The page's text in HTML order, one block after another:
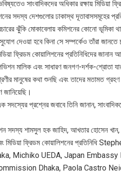
সাংবাদিকদের অধিকার রক্ষায়
সদস্য দেশগুলোর ঢাকাস্থ দূতাবাসসমূহের
ঝুঁকি মোকাবেলায় কমিশনের কোনো ভূমিকা
দেওয়া হবে কিনা সে সম্পর্কেও তাঁরা জানতে
ফ্রিডম কোয়ালিশনের প্রতিনিধিদের
মালিক এবং সাধারণ জনগণ-দর্শক-শ্রোতা
মানুষের কথা শুনছি এবং তাদের মতামত
প্রশ্নের জবাবে তিনি জানান,
সদস্য শামসুল হক জাহিদ, আখতার হোসেন
মিডিয়া ফ্রিডম কোয়ালিশনের
Michiko UEDA, Japan
Dhaka, Paola Castro